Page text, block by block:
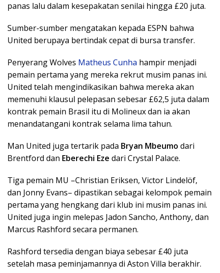
panas lalu dalam kesepakatan senilai hingga £20 juta.
Sumber-sumber mengatakan kepada ESPN bahwa
United berupaya bertindak cepat di bursa transfer.
Penyerang Wolves Matheus Cunha hampir menjadi
pemain pertama yang mereka rekrut musim panas ini.
United telah mengindikasikan bahwa mereka akan
memenuhi klausul pelepasan sebesar £62,5 juta dalam
kontrak pemain Brasil itu di Molineux dan ia akan
menandatangani kontrak selama lima tahun.
Man United juga tertarik pada Bryan Mbeumo dari
Brentford dan Eberechi Eze dari Crystal Palace.
Tiga pemain MU –Christian Eriksen, Victor Lindelöf,
dan Jonny Evans– dipastikan sebagai kelompok pemain
pertama yang hengkang dari klub ini musim panas ini.
United juga ingin melepas Jadon Sancho, Anthony, dan
Marcus Rashford secara permanen.
Rashford tersedia dengan biaya sebesar £40 juta
setelah masa peminjamannya di Aston Villa berakhir.